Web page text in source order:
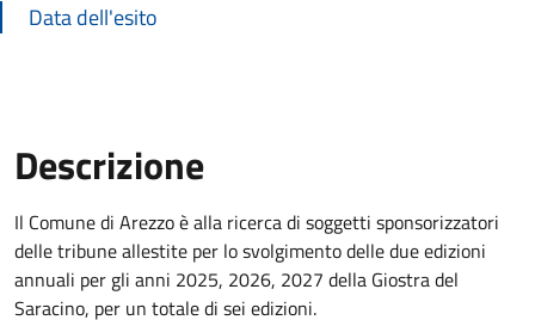
Data dell'esito
Descrizione
Descrizione Bando
Il Comune di Arezzo è alla ricerca di soggetti sponsorizzatori
delle tribune allestite per lo svolgimento delle due edizioni
annuali per gli anni 2025, 2026, 2027 della Giostra del
Saracino, per un totale di sei edizioni.